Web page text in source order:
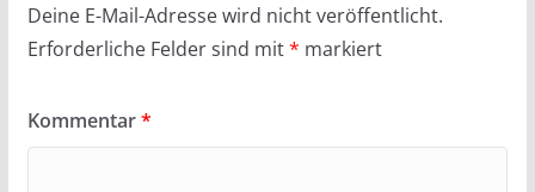
Deine E-Mail-Adresse wird nicht veröffentlicht.
Erforderliche Felder sind mit* markiert
Kommentar*